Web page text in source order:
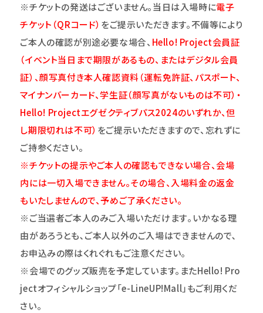
※チケットの発送はございません。当日は入場時に電子
チケット（QRコード） をご提示いただきます。不備等により
ご本人の確認が別途必要な場合、 Hello! Project会員証
（イベント当日まで期限があるもの、またはデジタル会員
証）、顔写真付き本人確認資料（運転免許証、パスポート、
マイナンバーカード、学生証（顔写真がないものは不可）・
Hello! Projectエグゼクティブパス2024のいずれか、但
し期限切れは不可） をご提示いただきますので、忘れずに
ご持参ください。
※チケットの提示やご本人の確認もできない場合、会場
内には一切入場できません。その場合、入場料金の返金
もいたしませんので、予めご了承ください。
※ご当選者ご本人のみご入場いただけます｡いかなる理
由があろうとも､ご本人以外のご入場はできませんので､
お申込みの際はくれぐれもご注意ください｡
※会場でのグッズ販売を予定しています。またHello! Pro
jectオフィシャルショップ「e-LineUP!Mall」もご利用くだ
さい。